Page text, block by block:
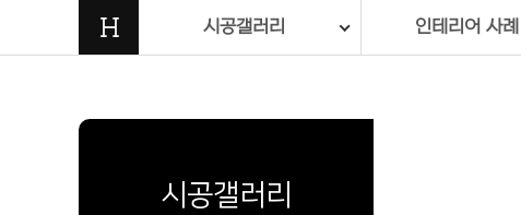
H 시공갤러리 인테리어 사례
시공갤러리